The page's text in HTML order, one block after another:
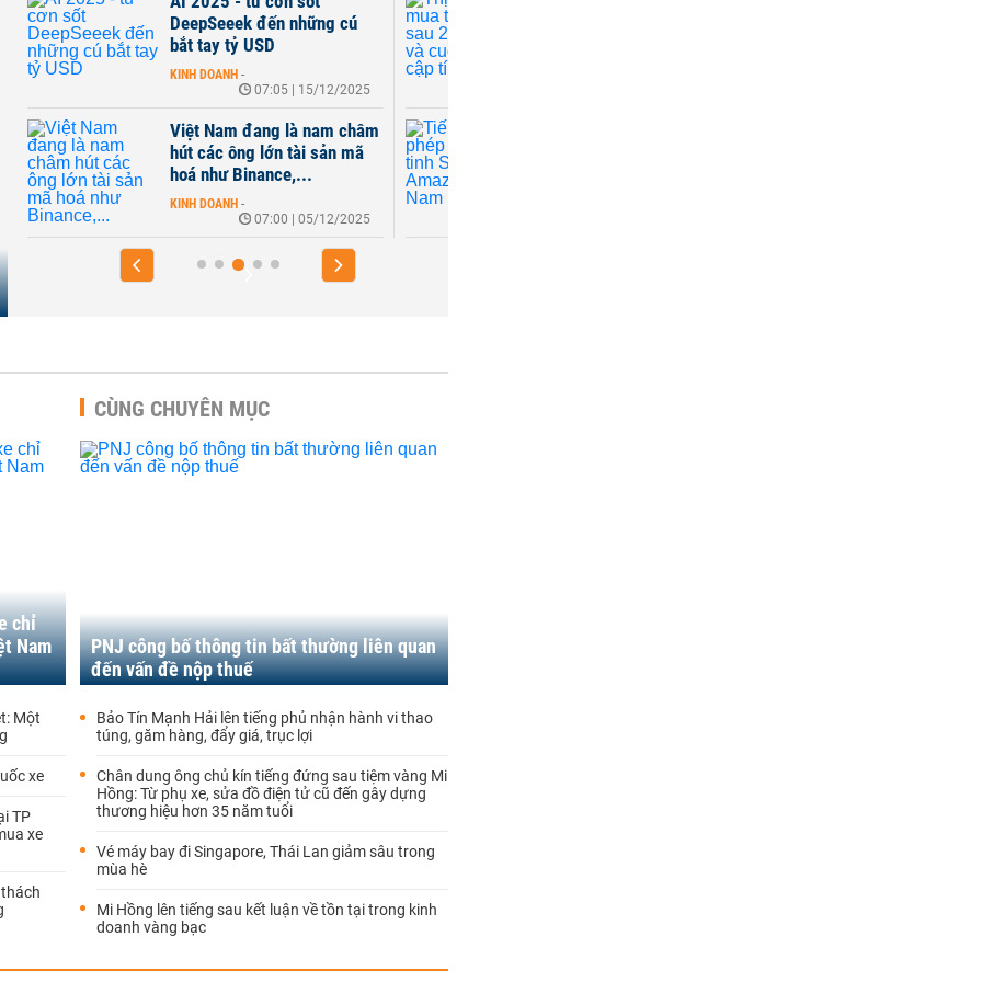
DeepSeeek đến những cú
bắt tay tỷ USD
KINH DOANH -
07:05 | 15/12/2025
Việt Nam đang là nam châm
hút các ông lớn tài sản mã
hoá như Binance,...
KINH DOANH -
07:00 | 05/12/2025
chỉ
Nam
Một
xe
TP
xe
CÙNG CHUYÊN MỤC
PNJ công bố thông tin bất thường liên quan
đến vấn đề nộp thuế
Bảo Tín Mạnh Hải lên tiếng phủ nhận hành vi thao
túng, găm hàng, đẩy giá, trục lợi
Chân dung ông chủ kín tiếng đứng sau tiệm vàng Mi
Hồng: Từ phụ xe, sửa đồ điện tử cũ đến gây dựng
thương hiệu hơn 35 năm tuổi
Vé máy bay đi Singapore, Thái Lan giảm sâu trong
mùa hè
Mi Hồng lên tiếng sau kết luận về tồn tại trong kinh
doanh vàng bạc